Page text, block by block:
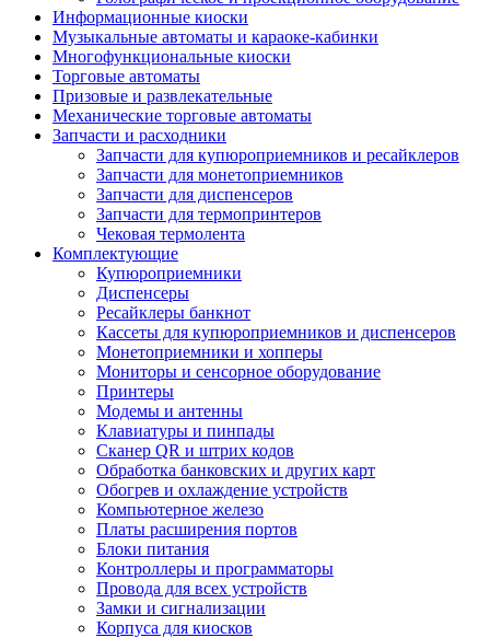
Информационные киоски
Музыкальные автоматы и караоке-кабинки
Многофункциональные киоски
Торговые автоматы
Призовые и развлекательные
Механические торговые автоматы
Запчасти и расходники
Запчасти для купюроприемников и ресайклеров
Запчасти для монетоприемников
Запчасти для диспенсеров
Запчасти для термопринтеров
Чековая термолента
Комплектующие
Купюроприемники
Диспенсеры
Ресайклеры банкнот
Кассеты для купюроприемников и диспенсеров
Монетоприемники и хопперы
Мониторы и сенсорное оборудование
Принтеры
Модемы и антенны
Клавиатуры и пинпады
Сканер QR и штрих кодов
Обработка банковских и других карт
Обогрев и охлаждение устройств
Компьютерное железо
Платы расширения портов
Блоки питания
Контроллеры и программаторы
Провода для всех устройств
Замки и сигнализации
Корпуса для киосков